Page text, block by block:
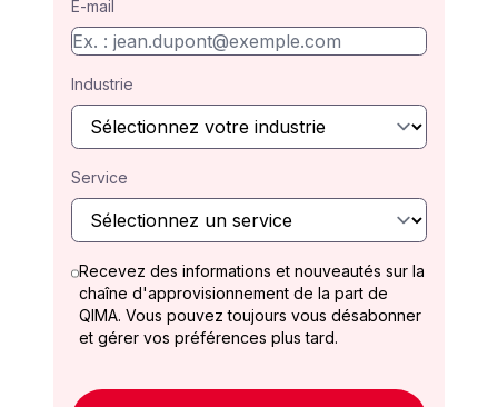
E-mail
Industrie
Service
Recevez des informations et nouveautés sur la
chaîne d'approvisionnement de la part de
QIMA. Vous pouvez toujours vous désabonner
et gérer vos préférences plus tard.